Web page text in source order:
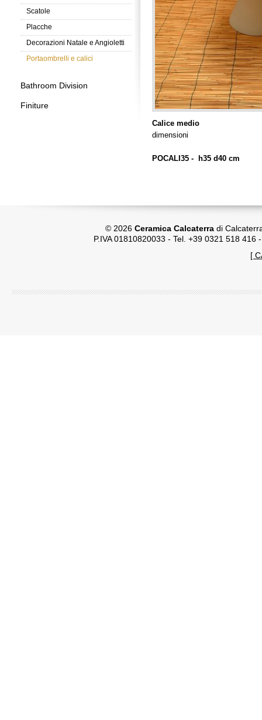
Scatole
Placche
Decorazioni Natale e Angioletti
Portaombrelli e calici
Bathroom Division
Finiture
Calice medio
dimensioni
POCALI35 - h35 d40 cm
© 2026 Ceramica Calcaterradi
P.IVA 01810820033 - Tel. +39 0321 518
[